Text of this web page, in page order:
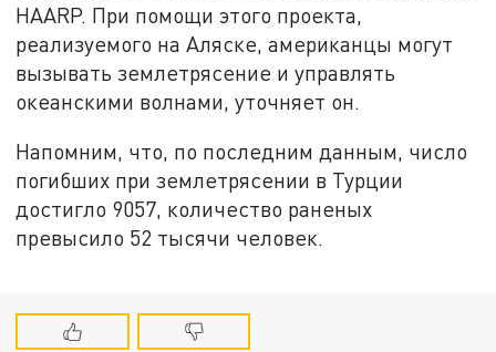
HAARP. При помощи этого проекта,
реализуемого на Аляске, американцы могут
вызывать землетрясение и управлять
океанскими волнами, уточняет он.
Напомним, что, по последним данным, число
погибших при землетрясении в Турции
достигло 9057, количество раненых
превысило 52 тысячи человек.